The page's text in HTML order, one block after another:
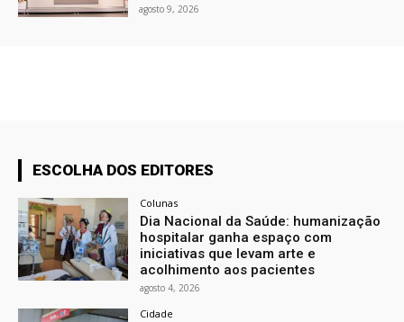
agosto 9, 2026
ESCOLHA DOS EDITORES
Colunas
Dia Nacional da Saúde: humanização
hospitalar ganha espaço com
iniciativas que levam arte e
acolhimento aos pacientes
agosto 4, 2026
Cidade